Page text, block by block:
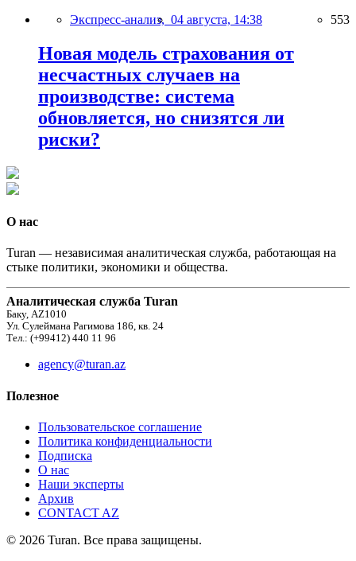
Экспресс-анализ, 04 августа, 14:38 553
Новая модель страхования от
несчастных случаев на
производстве: система
обновляется, но снизятся ли
риски?
О нас
Turan — независимая аналитическая служба, работающая на
стыке политики, экономики и общества.
Аналитическая служба Turan
Баку, AZ1010
Ул. Сулеймана Рагимова 186, кв. 24
Тел.: (+99412) 440 11 96
agency@turan.az
Полезное
Пользовательское соглашение
Политика конфиденциальности
Подписка
О нас
Наши эксперты
Архив
CONTACT AZ
© 2026 Turan. Все права защищены.